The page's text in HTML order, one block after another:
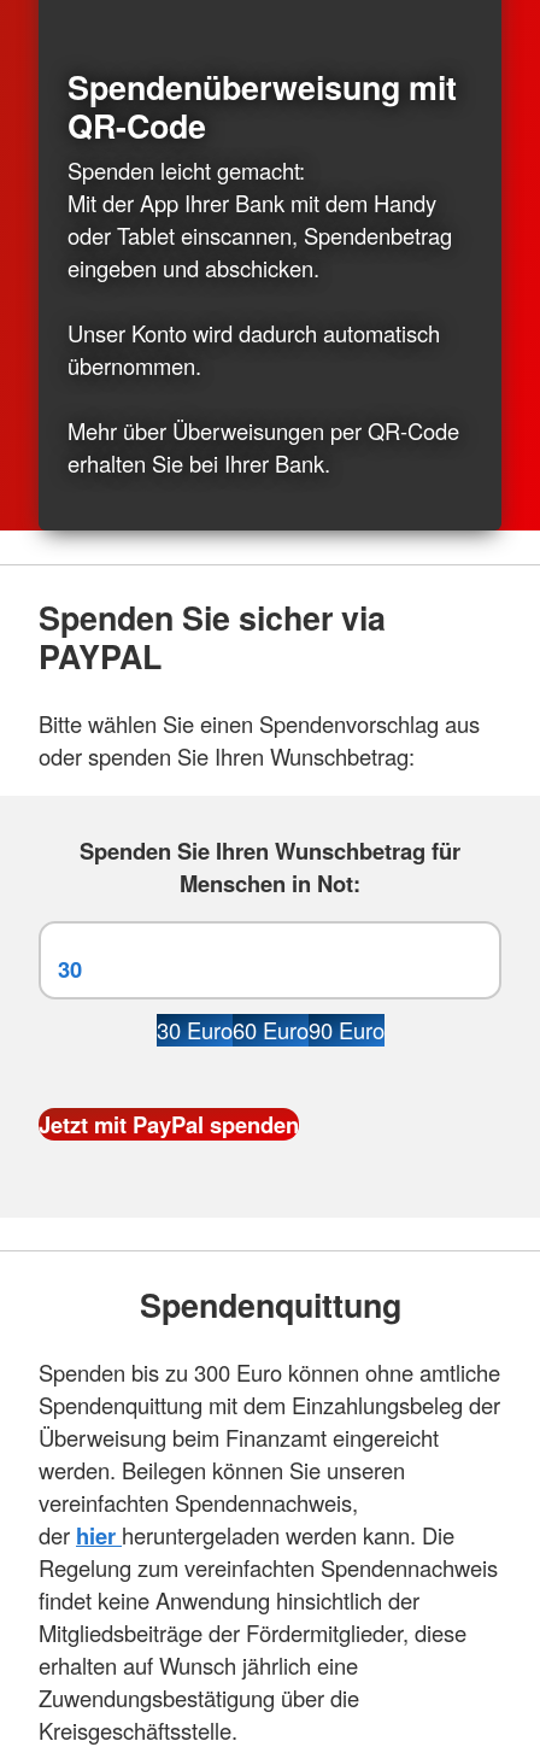
Spendenüberweisung mit
QR-Code
Spenden leicht gemacht:
Mit der App Ihrer Bank mit dem Handy
oder Tablet einscannen, Spendenbetrag
eingeben und abschicken.
Unser Konto wird dadurch automatisch
übernommen.
Mehr über Überweisungen per QR-Code
erhalten Sie bei Ihrer Bank.
Spenden Sie sicher via
PAYPAL
Bitte wählen Sie einen Spendenvorschlag aus
oder spenden Sie Ihren Wunschbetrag:
Spenden Sie Ihren Wunschbetrag für
Menschen in Not:
30 Euro60 Euro90 Euro
Spendenquittung
Spenden bis zu 300 Euro können ohne amtliche
Spendenquittung mit dem Einzahlungsbeleg der
Überweisung beim Finanzamt eingereicht
werden. Beilegen können Sie unseren
vereinfachten Spendennachweis,
der hier heruntergeladen werden kann. Die
Regelung zum vereinfachten Spendennachweis
findet keine Anwendung hinsichtlich der
Mitgliedsbeiträge der Fördermitglieder, diese
erhalten auf Wunsch jährlich eine
Zuwendungsbestätigung über die
Kreisgeschäftsstelle.